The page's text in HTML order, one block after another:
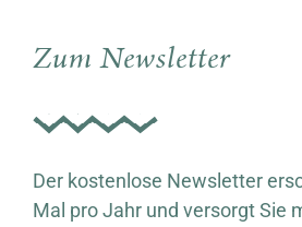
Zum Newsletter
Der kostenlose Newsletter
Mal pro Jahr und versorgt Sie